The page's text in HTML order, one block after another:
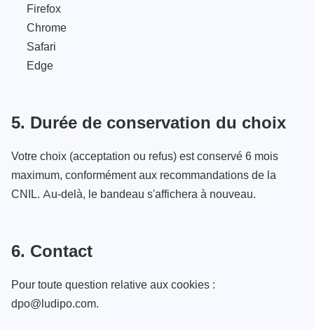
Firefox
Chrome
Safari
Edge
5. Durée de conservation du choix
Votre choix (acceptation ou refus) est conservé 6 mois
maximum, conformément aux recommandations de la
CNIL. Au-delà, le bandeau s'affichera à nouveau.
6. Contact
Pour toute question relative aux cookies :
dpo@ludipo.com.